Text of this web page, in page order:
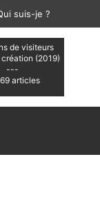
suis-je ?
de visiteurs
(2019)
---
articles